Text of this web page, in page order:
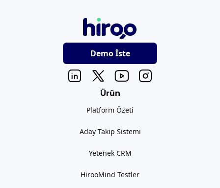
Demo İste
Ürün
Platform Özeti
Aday Takip Sistemi
Yetenek CRM
HirooMind Testler